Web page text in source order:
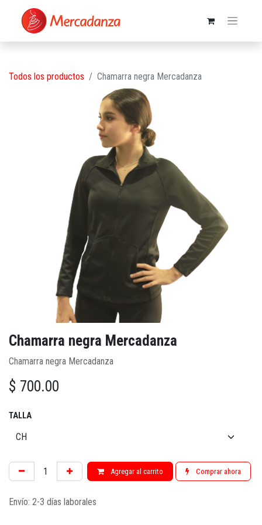
Todos los productos Chamarra negra Mercadanza
Chamarra negra Mercadanza
Chamarra negra Mercadanza
$ 700.00
TALLA
Agregar al carrito Comprar ahora
Envío: 2-3 días laborales